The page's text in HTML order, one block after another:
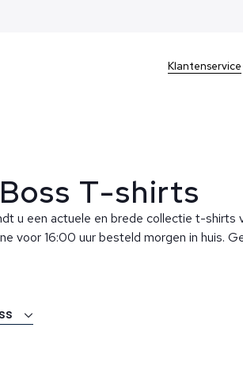
Klantenservice
T-shirts
u een actuele en brede collectie t-shirts
voor 16:00 uur besteld morgen in huis.